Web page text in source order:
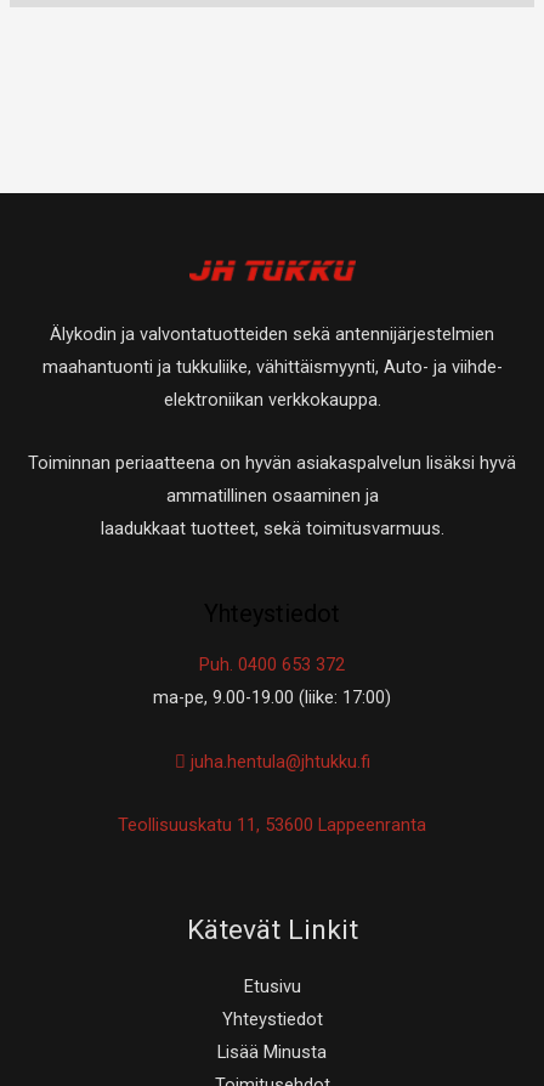
Älykodin ja valvontatuotteiden sekä antennijärjestelmien
maahantuonti ja tukkuliike, vähittäismyynti, Auto- ja viihde-
elektroniikan verkkokauppa.
Toiminnan periaatteena on hyvän asiakaspalvelun lisäksi hyvä
ammatillinen osaaminen ja
laadukkaat tuotteet, sekä toimitusvarmuus.
Puh. 0400 653 372
ma-pe, 9.00-19.00 (liike: 17:00)
juha.hentula@jhtukku.fi
Teollisuuskatu 11, 53600 Lappeenranta
Kätevät Linkit
Etusivu
Yhteystiedot
Lisää Minusta